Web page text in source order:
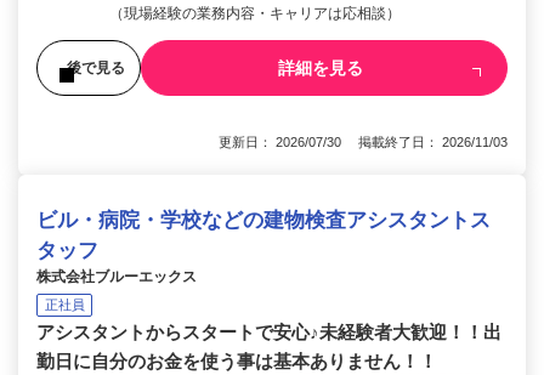
（現場経験の業務内容・キャリアは応相談）
後で見る 詳細を見る
更新日： 2026/07/30 掲載終了日： 2026/11/03
ビル・病院・学校などの建物検査アシスタントス
タッフ
株式会社ブルーエックス
正社員
アシスタントからスタートで安心♪未経験者大歓迎！！出
勤日に自分のお金を使う事は基本ありません！！